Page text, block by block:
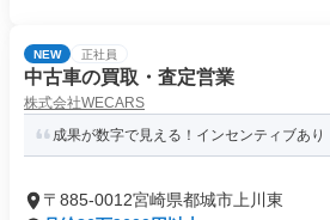
NEW 正社員
中古車の買取・査定営業
株式会社WECARS
成果が数字で見える！インセンティブあ
〒885-0012宮崎県都城市上川東